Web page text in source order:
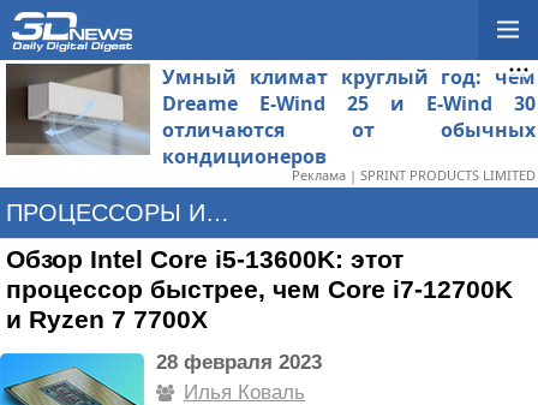
Умный климат круглый год: чем
Dreame E-Wind 25 и E-Wind 30
отличаются от обычных
кондиционеров
Реклама | SPRINT PRODUCTS LIMITED
ПРОЦЕССОРЫ И ПАМЯТЬ
Обзор Intel Core i5-13600K: этот
процессор быстрее, чем Core i7-12700K
и Ryzen 7 7700X
28 февраля 2023
Илья Коваль